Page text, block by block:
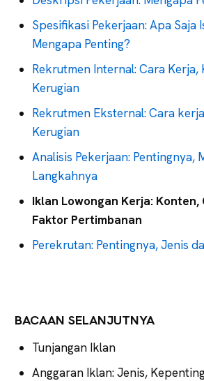
Spesifikasi Pekerjaan: Apa Saja
Mengapa Penting?
Rekrutmen Internal: Cara Kerja,
Kerugian
Rekrutmen Eksternal: Cara
Kerugian
Analisis Pekerjaan: Pentingnya,
Langkahnya
Iklan Lowongan Kerja: Konten,
Faktor Pertimbanan
Perekrutan: Pentingnya, Jenis
BACAAN SELANJUTNYA
Tunjangan Iklan
Anggaran Iklan: Jenis,